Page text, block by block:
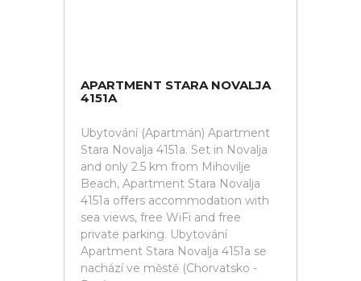
APARTMENT STARA NOVALJA
4151A
Ubytování (Apartmán) Apartment
Stara Novalja 4151a. Set in Novalja
and only 2.5 km from Mihovilje
Beach, Apartment Stara Novalja
4151a offers accommodation with
sea views, free WiFi and free
private parking. Ubytování
Apartment Stara Novalja 4151a se
nachází ve městě (Chorvatsko -